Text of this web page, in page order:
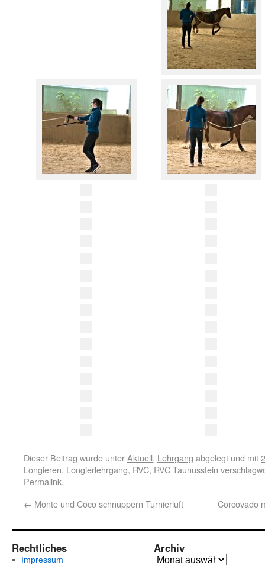
Dieser Beitrag wurde unterAktuell, Lehrgang abgelegt und mit
Longieren, Longierlehrgang, RVC, RVC Taunusstein
Permalink.
← Monte und Coco schnuppern Turnierluft Corcovado
Rechtliches
Impressum
Archiv